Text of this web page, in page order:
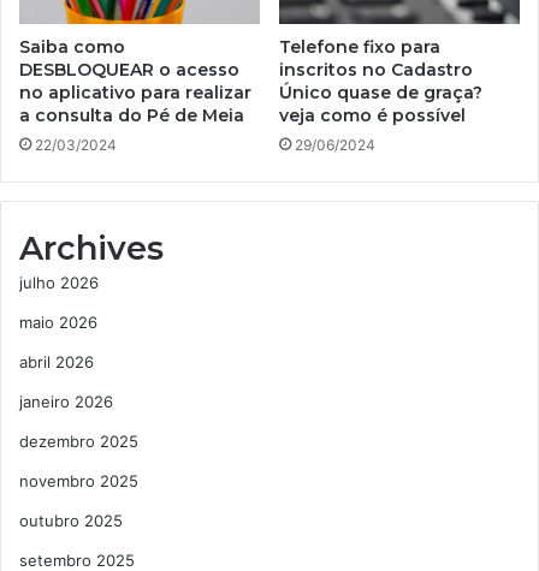
Saiba como
DESBLOQUEAR o acesso
no aplicativo para realizar
a consulta do Pé de Meia
22/03/2024
Telefone fixo para
inscritos no Cadastro
Único quase de graça?
veja como é possível
29/06/2024
Archives
julho 2026
maio 2026
abril 2026
janeiro 2026
dezembro 2025
novembro 2025
outubro 2025
setembro 2025